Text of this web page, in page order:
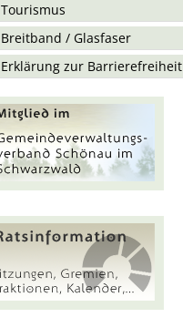
Tourismus
Breitband / Glasfaser
Erklärung zur Barrierefreiheit